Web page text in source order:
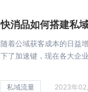
快消品如何搭建私
随着公域获客成本的日益
下了加速键，现在各大企
私域流量 2023年